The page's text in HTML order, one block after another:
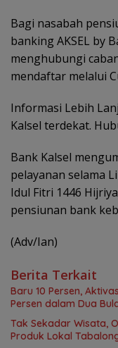
Bagi nasabah
banking AKSEL by
menghubungi
mendaftar melalui
Informasi Lebih
Kalsel terdekat.
Bank Kalsel
pelayanan selama
Idul Fitri 1446
pensiunan bank
(Adv/Ian)
Berita Terkait
Baru 10 Persen,
Persen dalam Dua
Tak Sekadar Wisata,
Produk Lokal